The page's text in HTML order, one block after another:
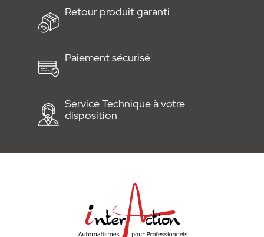
Retour produit garanti
Paiement sécurisé
Service Technique à votre
disposition